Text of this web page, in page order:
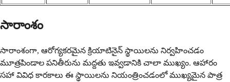
సారాంశం
సారాంశంగా, ఆరోగ్యకరమైన క్రియాటినైన్ స్థాయిలను నిర్వహించడం
మూత్రపిండాల పనితీరును మద్దతు ఇవ్వడానికి చాలా ముఖ్యం. ఆహారం
సహా వివిధ కారకాలు ఈ స్థాయిలను నియంత్రించడంలో ముఖ్యమైన పాత్ర